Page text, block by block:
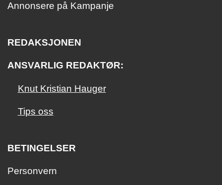
Annonsere på Kampanje
REDAKSJONEN
ANSVARLIG REDAKTØR:
Knut Kristian Hauger
Tips oss
BETINGELSER
Personvern